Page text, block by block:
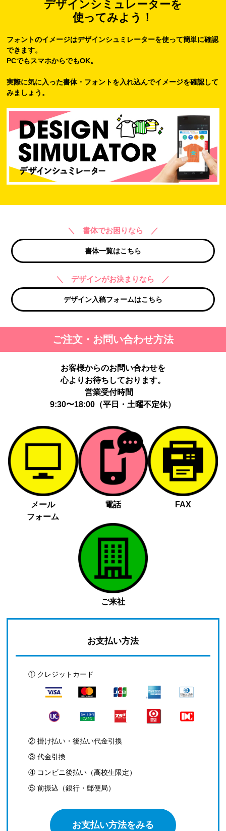
デザインシミュレーターを
使ってみよう！
フォントのイメージはデザインシュミレーターを使って簡単に確認
できます。
PCでもスマホからでもOK。
実際に気に入った書体・フォントを入れ込んでイメージを確認して
みましょう。
＼ 書体でお困りなら ／
書体一覧はこちら
＼ デザインがお決まりなら ／
デザイン入稿フォームはこちら
ご注文・お問い合わせ方法
お客様からのお問い合わせを
心よりお待ちしております。
営業受付時間
9:30〜18:00（平日・土曜不定休）
メール
フォーム
電話 FAX
ご来社
お支払い方法
① クレジットカード
② 掛け払い・後払い代金引換
③ 代金引換
④ コンビニ後払い（高校生限定）
⑤ 前振込（銀行・郵便局）
お支払い方法をみる